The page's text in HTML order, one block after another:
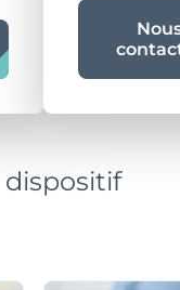
dispositif